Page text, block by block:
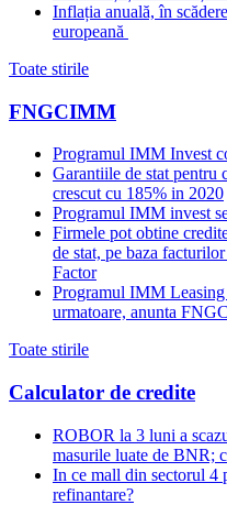
Inflația anuală, în
europeană
Toate stirile
FNGCIMM
Programul IMM Invest
Garantiile de stat pentru
crescut cu 185% in 2020
Programul IMM invest
Firmele pot obtine
de stat, pe baza
Factor
Programul IMM
urmatoare, anunta
Toate stirile
Calculator de credite
ROBOR la 3 luni a
masurile luate de BNR;
In ce mall din sectorul 4
refinantare?